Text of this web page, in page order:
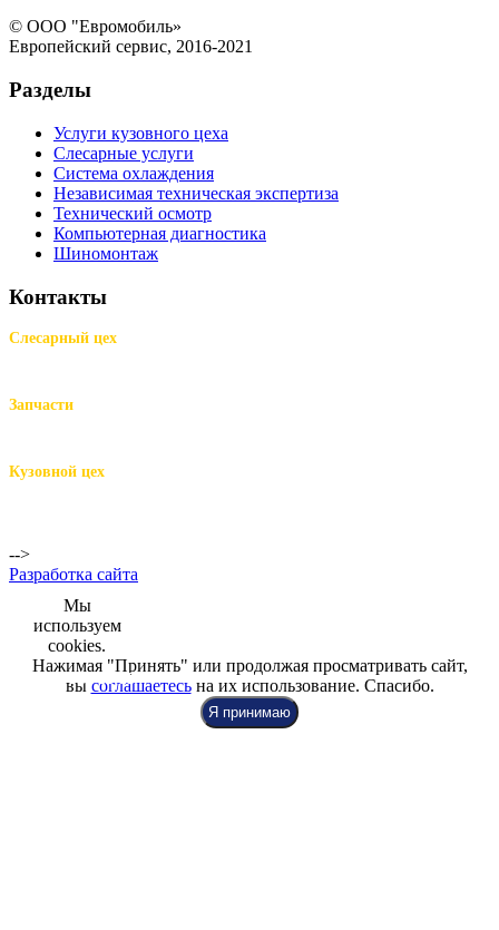
© ООО "Евромобиль»
Европейский сервис, 2016-2021
Разделы
Услуги кузовного цеха
Слесарные услуги
Система охлаждения
Независимая техническая экспертиза
Технический осмотр
Компьютерная диагностика
Шиномонтаж
Контакты
Слесарный цех
+7 (812) 942-00-99
Запчасти
+7 (812) 918-80-40
Кузовной цех
+7 (812) 926-86-86
-->
Разработка сайта
Мы
используем
cookies.
Нажимая "Принять" или продолжая просматривать сайт,
вы соглашаетесьна их использование. Спасибо.
Я принимаю